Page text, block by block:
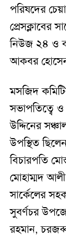
পরিষদের
প্রেসক্লাবের
নিউজ ২৪ ও
আকবর
মসজিদ
সভাপতিত্বে
উদ্দিনের
উপস্থিত
বিচারপতি
মোহাম্মদ
সার্কেলের
সুবর্ণচর
রহমান,